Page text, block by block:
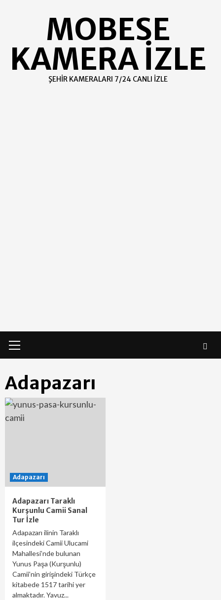
MOBESE
KAMERA İZLE
ŞEHIR KAMERALARI 7/24 CANLI İZLE
Menu
Adapazarı
Adapazarı
Adapazarı Taraklı
Kurşunlu Camii Sanal
Tur İzle
Adapazarı ilinin Taraklı
ilçesindeki Camii Ulucami
Mahallesi’nde bulunan
Yunus Paşa (Kurşunlu)
Camii’nin girişindeki Türkçe
kitabede 1517 tarihi yer
almaktadır. Yavuz...